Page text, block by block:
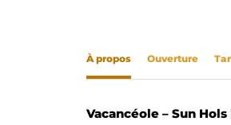
À propos Ouverture
Vacancéole – Sun